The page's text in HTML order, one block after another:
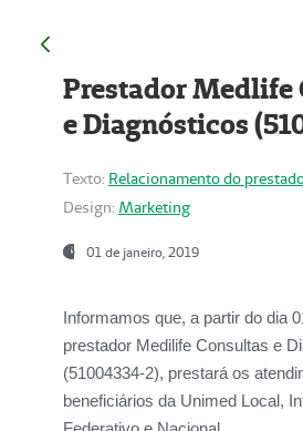
Prestador Medlife
e Diagnósticos
Texto: Relacionamento do
Design: Marketing
01 de janeiro, 2019
Informamos que, a partir do dia
prestador Medilife Consultas e
(51004334-2), prestará os
beneficiários da Unimed Local,